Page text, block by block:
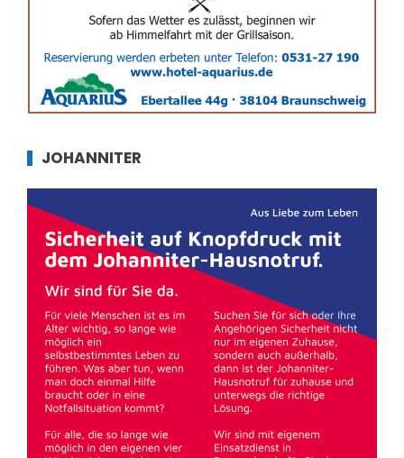
JOHANNITER